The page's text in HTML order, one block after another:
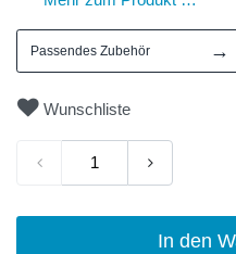
Passendes Zubehör →
Wunschliste
In den